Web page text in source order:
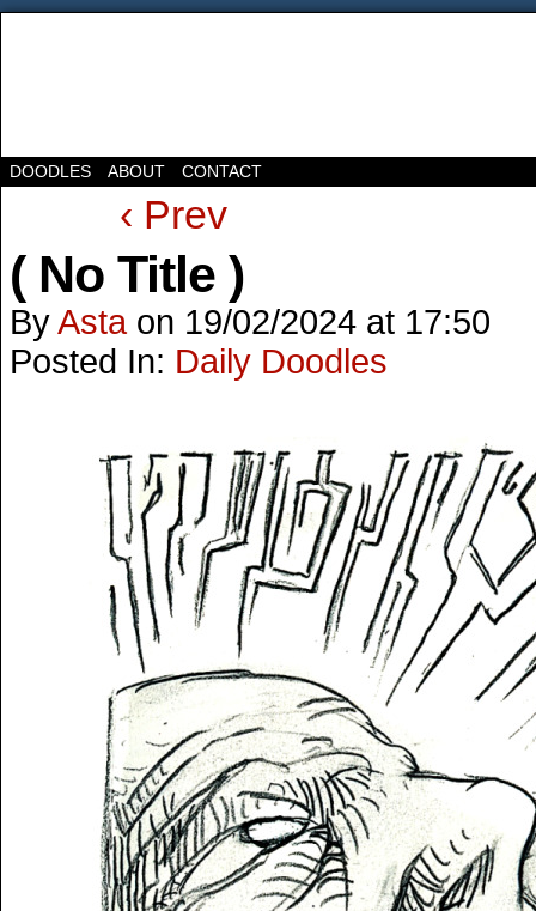
DOODLES ABOUT CONTACT
‹ Prev
( No Title )
ByAsta on 19/02/2024 at 17:50
Posted In: Daily Doodles